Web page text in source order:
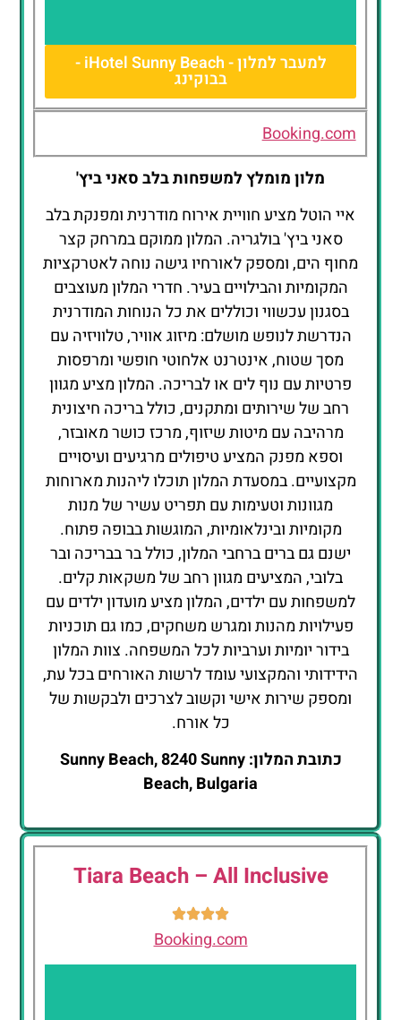
iHotel
Sunny
למעבר למלון - iHotel Sunny Beach -
בבוקינג
Booking.com
מלון מומלץ למשפחות בלב סאני ביץ'
איי הוטל מציע חוויית אירוח מודרנית ומפנקת בלב
סאני ביץ' בולגריה. המלון ממוקם במרחק קצר
מחוף הים, ומספק לאורחיו גישה נוחה לאטרקציות
המקומיות והבילויים בעיר. חדרי המלון מעוצבים
בסגנון עכשווי וכוללים את כל הנוחות המודרנית
הנדרשת לנופש מושלם: מיזוג אוויר, טלוויזיה עם
מסך שטוח, אינטרנט אלחוטי חופשי ומרפסות
פרטיות עם נוף לים או לבריכה. המלון מציע מגוון
רחב של שירותים ומתקנים, כולל בריכה חיצונית
מרהיבה עם מיטות שיזוף, מרכז כושר מאובזר,
וספא מפנק המציע טיפולים מרגיעים ועיסויים
מקצועיים. במסעדת המלון תוכלו ליהנות מארוחות
מגוונות וטעימות עם תפריט עשיר של מנות
מקומיות ובינלאומיות, המוגשות בבופה פתוח.
ישנם גם ברים ברחבי המלון, כולל בר בבריכה ובר
בלובי, המציעים מגוון רחב של משקאות קלים.
למשפחות עם ילדים, המלון מציע מועדון ילדים עם
פעילויות מהנות ומגרש משחקים, כמו גם תוכניות
בידור יומיות וערביות לכל המשפחה. צוות המלון
הידידותי והמקצועי עומד לרשות האורחים בכל עת,
ומספק שירות אישי וקשוב לצרכים ולבקשות של
כל אורח.
כתובת המלון: Sunny Beach, 8240 Sunny
Beach, Bulgaria
Tiara Beach – All Inclusive
Booking.com